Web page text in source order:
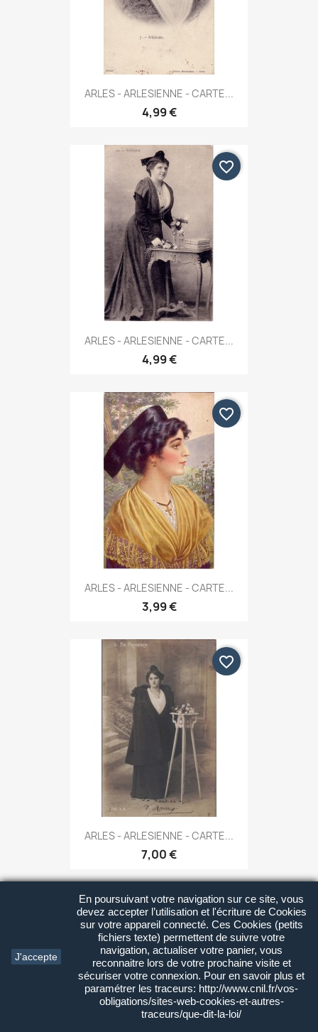
J'accepte
En poursuivant votre navigation sur ce site, vous
devez accepter l’utilisation et l'écriture de Cookies
sur votre appareil connecté. Ces Cookies (petits
fichiers texte) permettent de suivre votre
navigation, actualiser votre panier, vous
reconnaitre lors de votre prochaine visite et
sécuriser votre connexion. Pour en savoir plus et
paramétrer les traceurs: http://www.cnil.fr/vos-
obligations/sites-web-cookies-et-autres-
traceurs/que-dit-la-loi/
ARLES - ARLESIENNE - CARTE...
4,99 €
ARLES - ARLESIENNE - CARTE...
4,99 €
favorite_border
ARLES - ARLESIENNE - CARTE...
3,99 €
favorite_border
ARLES - ARLESIENNE - CARTE...
7,00 €
favorite_border
favorite_border